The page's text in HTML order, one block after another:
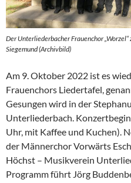
Der Unterliederbacher Frauenchor
Siegemund (Archivbild)
Am 9. Oktober 2022 ist es
Frauenchors Liedertafel,
Gesungen wird in der
Unterliederbach.
Uhr, mit Kaffee und Kuchen).
der Männerchor Vorwärts
Höchst – Musikverein
Programm führt Jörg